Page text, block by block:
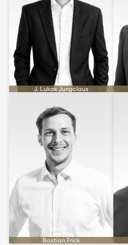
J. Lukas Jungclaus
Bastian Frick